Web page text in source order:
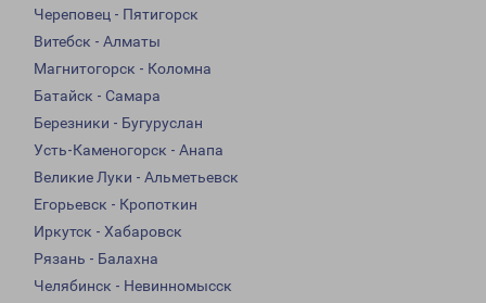
Череповец - Пятигорск
Витебск - Алматы
Магнитогорск - Коломна
Батайск - Самара
Березники - Бугуруслан
Усть-Каменогорск - Анапа
Великие Луки - Альметьевск
Егорьевск - Кропоткин
Иркутск - Хабаровск
Рязань - Балахна
Челябинск - Невинномысск